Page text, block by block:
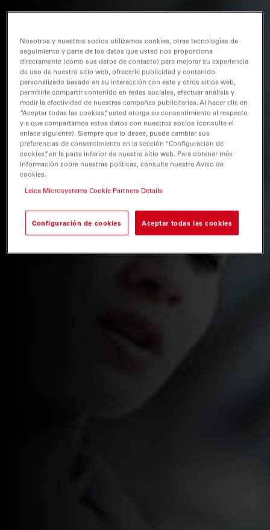
Nosotros y nuestros socios utilizamos cookies, otras tecnologías de
seguimiento y parte de los datos que usted nos proporciona
directamente (como sus datos de contacto) para mejorar su experiencia
de uso de nuestro sitio web, ofrecerle publicidad y contenido
personalizado basado en su interacción con este y otros sitios web,
permitirle compartir contenido en redes sociales, efectuar análisis y
medir la efectividad de nuestras campañas publicitarias. Al hacer clic en
“Aceptar todas las cookies”, usted otorga su consentimiento al respecto
y a que compartamos estos datos con nuestros socios (consulte el
enlace siguiente). Siempre que lo desee, puede cambiar sus
preferencias de consentimiento en la sección “Configuración de
cookies”, en la parte inferior de nuestro sitio web. Para obtener más
información sobre nuestras políticas, consulte nuestro Aviso de
cookies.
Leica Microsystems Cookie Partners Details
Configuración de cookies Aceptar todas las cookies